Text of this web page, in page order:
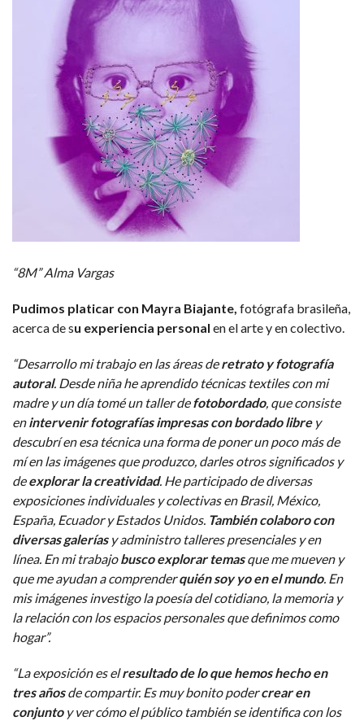
“8M” Alma Vargas
Pudimos platicar con Mayra Biajante, fotógrafa brasileña,
acerca de su experiencia personal en el arte y en colectivo.
“Desarrollo mi trabajo en las áreas deretrato y fotografía
autoral. Desde niña he aprendido técnicas textiles con mi
madre y un día tomé un taller defotobordado, que consiste
enintervenir fotografías impresas con bordado librey
descubrí en esa técnica una forma de poner un poco más de
mí en las imágenes que produzco, darles otros significados y
deexplorar la creatividad. He participado de diversas
exposiciones individuales y colectivas en Brasil, México,
España, Ecuador y Estados Unidos. También colaboro con
diversas galeríasy administro talleres presenciales y en
línea. En mi trabajobusco explorar temasque me mueven y
que me ayudan a comprenderquién soy yo en el mundo. En
mis imágenes investigo la poesía del cotidiano, la memoria y
la relación con los espacios personales que definimos como
hogar”.
“La exposición es elresultado de lo que hemos hecho en
tres añosde compartir. Es muy bonito podercrear en
conjuntoy ver cómo el público también se identifica con los